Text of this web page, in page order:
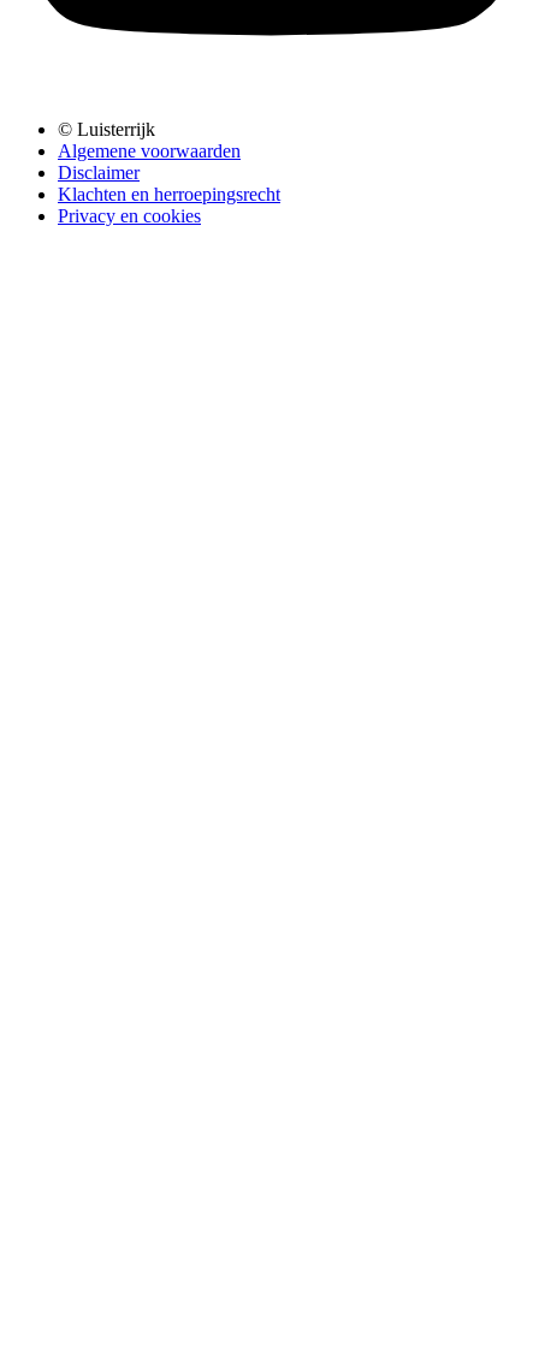
© Luisterrijk
Algemene voorwaarden
Disclaimer
Klachten en herroepingsrecht
Privacy en cookies